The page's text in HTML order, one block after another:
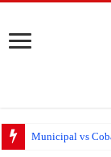
Municipal vs